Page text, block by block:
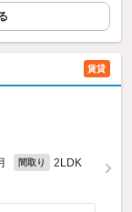
賃貸
間取り 2LDK